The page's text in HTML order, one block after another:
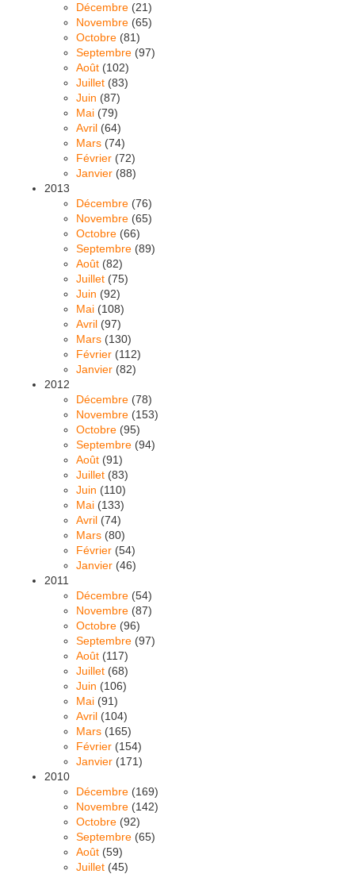
Décembre (21)
Novembre (65)
Octobre (81)
Septembre (97)
Août (102)
Juillet (83)
Juin (87)
Mai (79)
Avril (64)
Mars (74)
Février (72)
Janvier (88)
2013
Décembre (76)
Novembre (65)
Octobre (66)
Septembre (89)
Août (82)
Juillet (75)
Juin (92)
Mai (108)
Avril (97)
Mars (130)
Février (112)
Janvier (82)
2012
Décembre (78)
Novembre (153)
Octobre (95)
Septembre (94)
Août (91)
Juillet (83)
Juin (110)
Mai (133)
Avril (74)
Mars (80)
Février (54)
Janvier (46)
2011
Décembre (54)
Novembre (87)
Octobre (96)
Septembre (97)
Août (117)
Juillet (68)
Juin (106)
Mai (91)
Avril (104)
Mars (165)
Février (154)
Janvier (171)
2010
Décembre (169)
Novembre (142)
Octobre (92)
Septembre (65)
Août (59)
Juillet (45)